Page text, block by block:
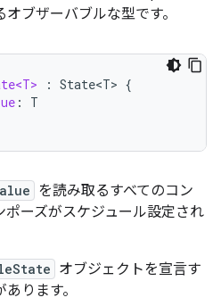
ブザーバブルな型です。
: State<T> {
:
T
を読み取るすべてのコン
ーズがスケジュール設定され
オブジェクトを宣言す
ります。